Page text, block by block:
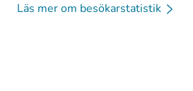
Läs mer om besökarstatistik